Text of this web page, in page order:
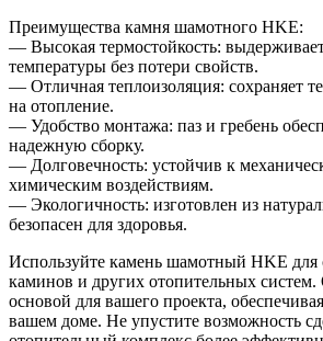
Преимущества камня шамотного HKE:
— Высокая термостойкость:
температуры без потери свойств.
— Отличная теплоизоляция: сохраняет
на отопление.
— Удобство монтажа: паз и гребень
надежную сборку.
— Долговечность: устойчив к
химическим воздействиям.
— Экологичность: изготовлен из
безопасен для здоровья.
Используйте камень шамотный HKE для
каминов и других отопительных
основой для вашего проекта,
вашем доме. Не упустите возможность